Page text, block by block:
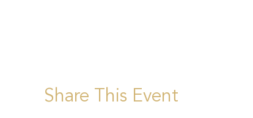
Share This Event